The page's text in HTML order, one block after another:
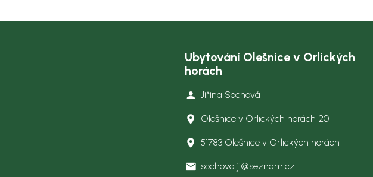
Ubytování Olešnice v Orlických
horách
Jiřina Sochová
Olešnice v Orlických horách 20
51783 Olešnice v Orlických horách
sochova.ji@seznam.cz